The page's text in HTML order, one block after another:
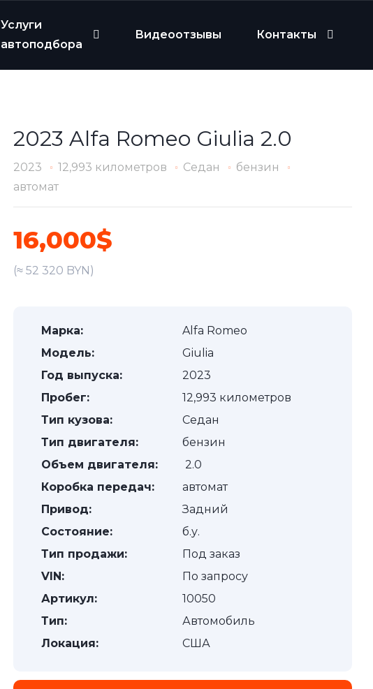
Услуги
автоподбора
Видеоотзывы Контакты
2023 Alfa Romeo Giulia 2.0
2023 12,993 километров Седан
бензин
автомат
16,000$
(≈ 52 320 BYN)
Марка:
Alfa Romeo
Модель:
Giulia
Год выпуска:
2023
Пробег:
12,993 километров
Тип кузова:
Седан
Тип двигателя:
бензин
Объем двигателя:
2.0
Коробка передач:
автомат
Привод:
Задний
Состояние:
б.у.
Тип продажи:
Под заказ
VIN:
По запросу
Артикул:
10050
Тип:
Автомобиль
Локация:
США